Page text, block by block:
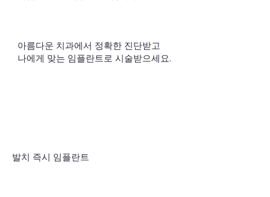
아름다운 치과에서 정확한 진단받고
나에게 맞는 임플란트로 시술받으세요.
발치 즉시 임플란트